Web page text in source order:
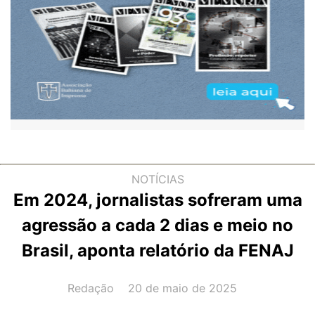
NOTÍCIAS
Em 2024, jornalistas sofreram uma
agressão a cada 2 dias e meio no
Brasil, aponta relatório da FENAJ
AUTOR(A):
Redação DATA:
20 de maio de 2025